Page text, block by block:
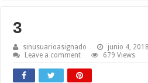
3
sinusuarioasignado
junio 4, 2018
Leave a comment
679 Views